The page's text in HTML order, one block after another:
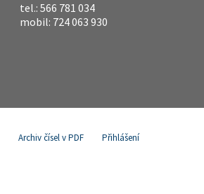
tel.: 566 781 034
mobil: 724 063 930
Archiv čísel v PDF Přihlášení